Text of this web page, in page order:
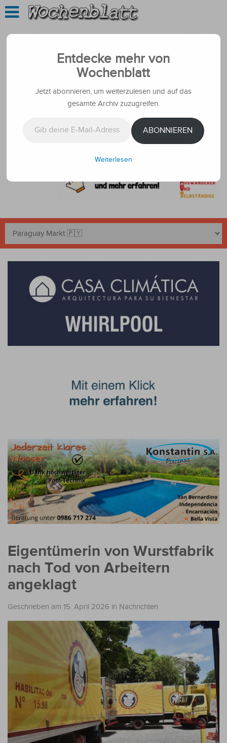
Eigentümerin von Wurstfabrik
nach Tod von Arbeitern
angeklagt
Geschrieben am 15. April 2026 in Nachrichten
Entdecke mehr von
Wochenblatt
Jetzt abonnieren, um weiterzulesen und auf das
gesamte Archiv zuzugreifen.
ABONNIEREN
Weiterlesen